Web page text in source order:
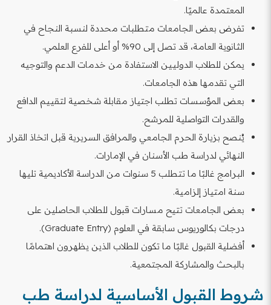
المعتمدة عالميًا.
تفرض بعض الجامعات متطلبات محددة لنسبة النجاح في
الثانوية العامة، قد تصل إلى 90% أو أعلى للفرع العلمي.
يمكن للطلاب الدوليين الاستفادة من خدمات الدعم والتوجيه
التي تقدمها هذه الجامعات.
بعض المؤسسات تطلب اجتياز مقابلة شخصية لتقييم الدافع
والقدرات التواصلية للمرشح.
يُنصح بزيارة الحرم الجامعي والمرافق السريرية قبل اتخاذ القرار
النهائي لدراسة طب الأسنان في الإمارات.
البرامج غالبًا ما تتطلب 5 سنوات من الدراسة الأكاديمية تليها
سنة امتياز إلزامية.
بعض الجامعات تتيح مسارات قبول للطلاب الحاصلين على
درجات بكالوريوس سابقة في العلوم (Graduate Entry).
أفضلية القبول غالبًا ما تكون للطلاب الذين يظهرون اهتمامًا
بالبحث والمشاركة المجتمعية.
شروط القبول الأساسية لدراسة طب